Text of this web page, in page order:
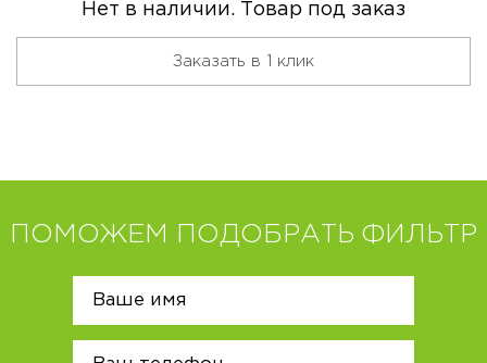
Нет в наличии. Товар под заказ
Заказать в 1 клик
ПОМОЖЕМ ПОДОБРАТЬ ФИЛЬТР